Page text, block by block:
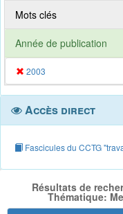
Mots clés
Année de publication
2003
Accès direct
Fascicules du CCTG
Résultats de
Thématique: